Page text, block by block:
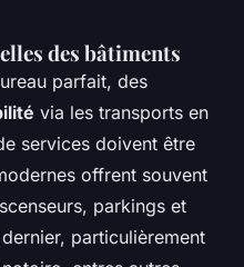
des bâtiments
parfait, des
via les transports en
services doivent être
offrent souvent
parkings et
particulièrement